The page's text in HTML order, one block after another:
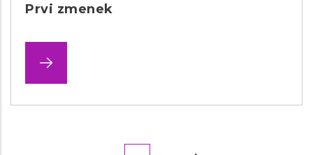
Prvi zmenek